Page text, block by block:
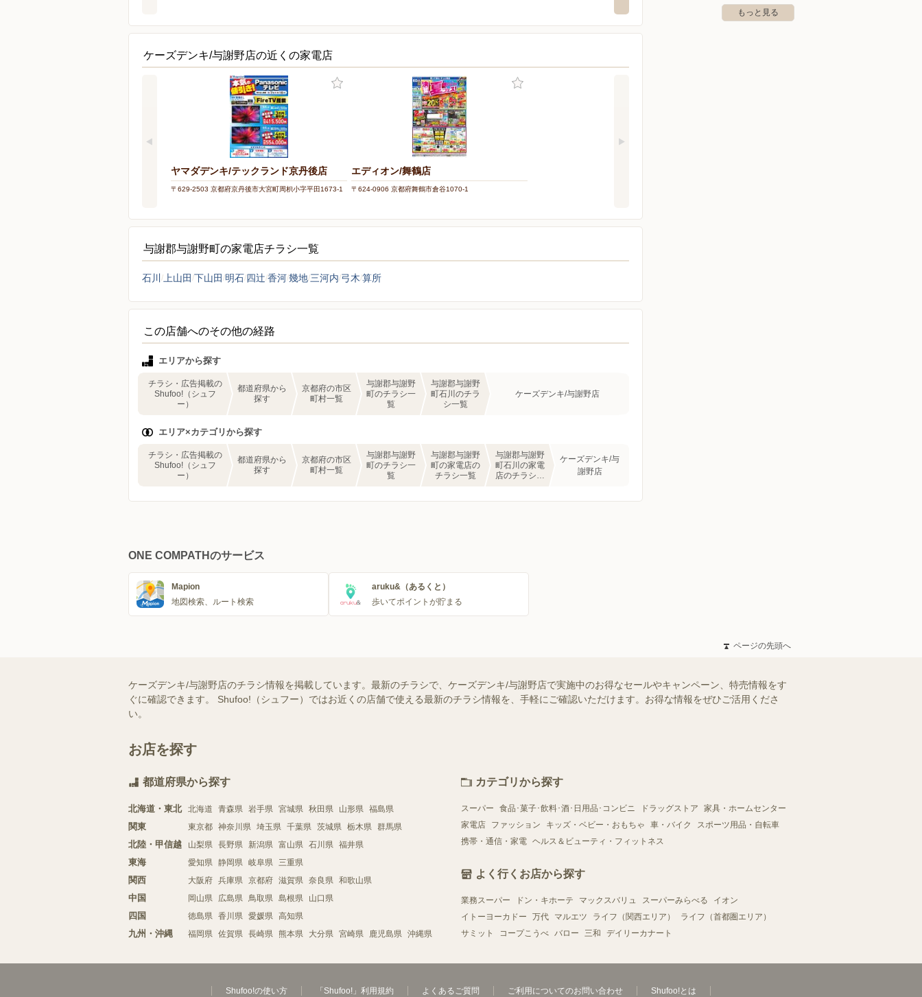
ケーズデンキ/与謝野店の近くの家電店
ヤマダデンキ/テックランド京丹後店
〒629-2503 京都府京丹後市大宮町周枳小字平田1673-1
エディオン/舞鶴店
〒624-0906 京都府舞鶴市倉谷1070-1
与謝郡与謝野町の家電店チラシ一覧
石川 上山田 下山田 明石 四辻 香河幾地 三河内 弓木 算所
この店舗へのその他の経路
エリアから探す
チラシ・広告掲載の
Shufoo!（シュフ
ー）
都道府県から
探す
京都府の市区
町村一覧
与謝郡与謝野
町のチラシ一
覧
与謝郡与謝野
町石川のチラ
シ一覧
ケーズデンキ/与謝野店
エリア×カテゴリから探す
チラシ・広告掲載の
Shufoo!（シュフ
ー）
都道府県から
探す
京都府の市区
町村一覧
与謝郡与謝野
町のチラシ一
覧
与謝郡与謝野
町の家電店の
チラシ一覧
与謝郡与謝野
町石川の家電
店のチラシ一
ケーズデンキ/与
謝野店
もっと見る
ONE COMPATHのサービス
Mapion
地図検索、ルート検索
aruku&（あるくと）
歩いてポイントが貯まる
ページの先頭へ
ケーズデンキ/与謝野店のチラシ情報を掲載しています。最新のチラシで、ケーズデンキ/与謝野店で実施中のお得なセールやキャンペーン、特売情報をす
ぐに確認できます。 Shufoo!（シュフー）ではお近くの店舗で使える最新のチラシ情報を、手軽にご確認いただけます。お得な情報をぜひご活用くださ
い。
お店を探す
都道府県から探す
北海道・東北 北海道 青森県 岩手県 宮城県 秋田県 山形県 福島県
関東 東京都 神奈川県 埼玉県 千葉県 茨城県 栃木県 群馬県
北陸・甲信越 山梨県 長野県 新潟県 富山県 石川県 福井県
東海 愛知県 静岡県 岐阜県 三重県
関西 大阪府 兵庫県 京都府 滋賀県 奈良県 和歌山県
中国 岡山県 広島県 鳥取県 島根県 山口県
四国 徳島県 香川県 愛媛県 高知県
九州・沖縄 福岡県 佐賀県 長崎県 熊本県 大分県 宮崎県 鹿児島県 沖縄県
カテゴリから探す
スーパー 食品･菓子･飲料･酒･日用品･コンビニ ドラッグストア
家具・ホームセンター
家電店
ファッション キッズ・ベビー・おもちゃ 車・バイク
スポーツ用品・自転車
携帯・通信・家電 ヘルス＆ビューティ・フィットネス
よく行くお店から探す
業務スーパー ドン・キホーテ マックスバリュ スーパーみらべる
イオン
イトーヨーカドー
万代 マルエツ ライフ（関西エリア）
ライフ（首都圏エリア）
サミット
コープこうべ バロー 三和 デイリーカナート
Shufoo!の使い方 「Shufoo!」利用規約 よくあるご質問 ご利用についてのお問い合わせ Shufoo!とは